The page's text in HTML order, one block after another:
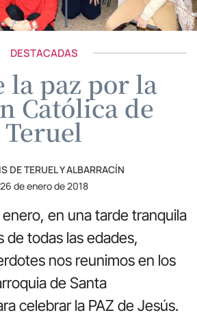
DESTACADAS
la paz por la
Católica de
Teruel
DE TERUEL Y ALBARRACÍN
26 de enero de 2018
enero, en una tarde tranquila
de todas las edades,
nos reunimos en los
de Santa
celebrar la PAZ de Jesús.